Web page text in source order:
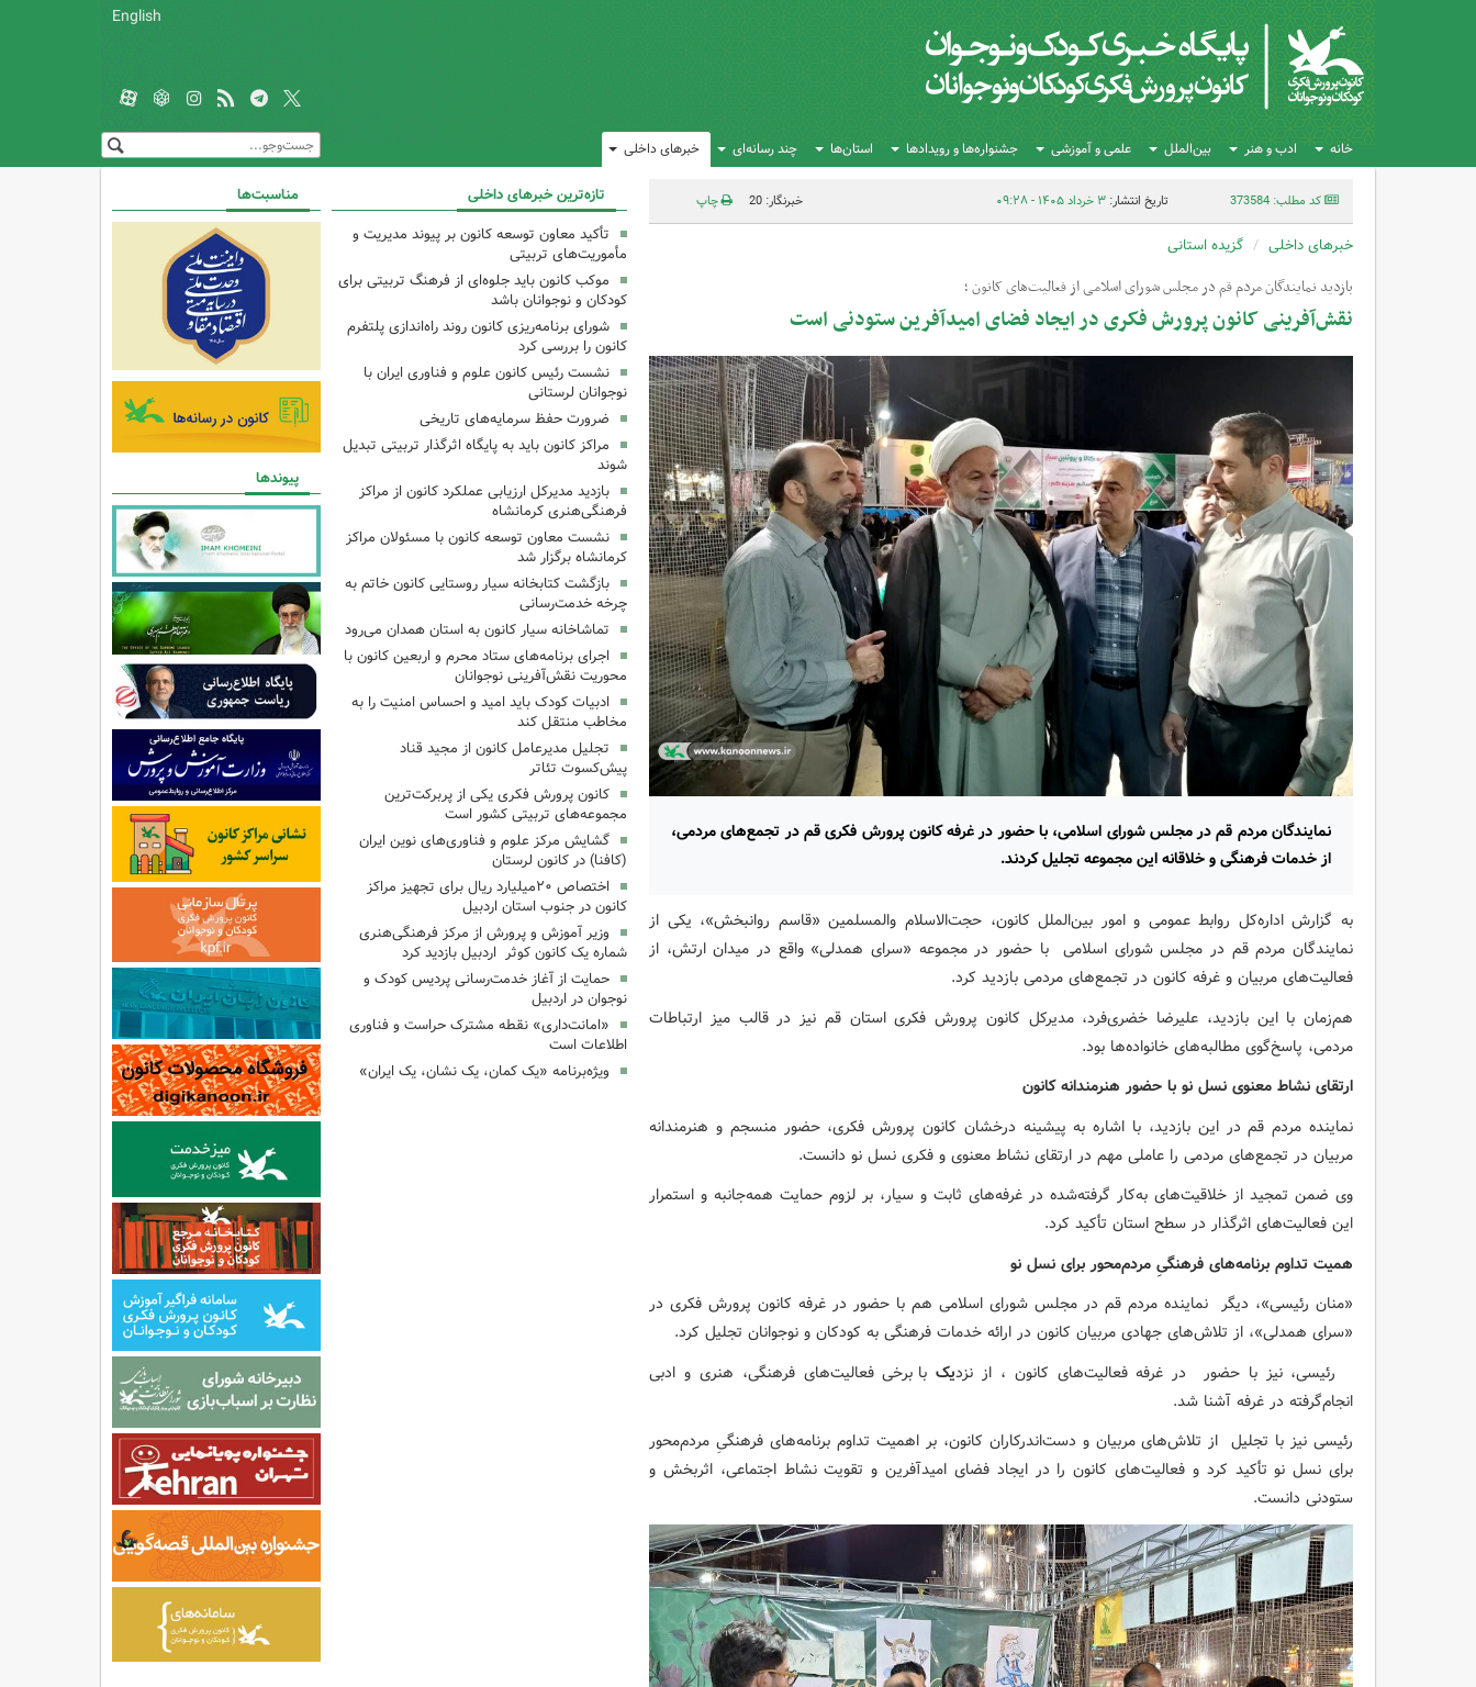
English
خانه ادب و هنر بین‌الملل علمی و آموزشی جشنواره‌ها و رویدادها استان‌ها چند رسانه‌ای خبرهای داخلی
کد مطلب: 373584 تاریخ انتشار:۳ خرداد ۱۴۰۵ - ۰۹:۲۸ خبرنگار: 20 چاپ
خبرهای داخلی گزیده استانی
بازدید نمایندگان مردم قم در مجلس شورای اسلامی از فعالیت‌های کانون ؛
نقش‌آفرینی کانون پرورش فکری در ایجاد فضای امیدآفرین ستودنی است
نمایندگان مردم قم در مجلس شورای اسلامی، با حضور در غرفه کانون پرورش فکری قم در تجمع‌های مردمی،
از خدمات فرهنگی و خلاقانه این مجموعه تجلیل کردند.
به گزارش اداره‌کل روابط‌ عمومی و امور بین‌الملل کانون، حجت‌الاسلام‌ والمسلمین «قاسم روانبخش»، یکی از
نمایندگان مردم قم در مجلس شورای اسلامی با حضور در مجموعه «سرای همدلی» واقع در میدان ارتش، از
فعالیت‌های مربیان و غرفه کانون در تجمع‌های مردمی بازدید کرد.
هم‌زمان با این بازدید، علیرضا خضری‌فرد، مدیرکل کانون پرورش فکری استان قم نیز در قالب میز ارتباطات
مردمی، پاسخ‌گوی مطالبه‌های خانواده‌ها بود.
ارتقای نشاط معنوی نسل نو با حضور هنرمندانه کانون
نماینده مردم قم در این بازدید، با اشاره به پیشینه درخشان کانون پرورش فکری، حضور منسجم و هنرمندانه
مربیان در تجمع‌های مردمی را عاملی مهم در ارتقای نشاط معنوی و فکری نسل نو دانست.
وی ضمن تمجید از خلاقیت‌های به‌کار گرفته‌شده در غرفه‌های ثابت و سیار، بر لزوم حمایت همه‌جانبه و استمرار
این فعالیت‌های اثرگذار در سطح استان تأکید کرد.
همیت تداوم برنامه‌های فرهنگیِ مردم‌محور برای نسل نو
«منان رئیسی»، دیگر نماینده مردم قم در مجلس شورای اسلامی هم با حضور در غرفه کانون پرورش فکری در
«سرای همدلی»، از تلاش‌های جهادی مربیان کانون در ارائه خدمات فرهنگی به کودکان و نوجوانان تجلیل کرد.
رئیسی، نیز با حضور در غرفه فعالیت‌های کانون ، از نزدیک با برخی فعالیت‌های فرهنگی، هنری و ادبی
انجام‌گرفته در غرفه آشنا شد.
رئیسی نیز با تجلیل از تلاش‌های مربیان و دست‌اندرکاران کانون، بر اهمیت تداوم برنامه‌های فرهنگیِ مردم‌محور
برای نسل نو تأکید کرد و فعالیت‌های کانون را در ایجاد فضای امیدآفرین و تقویت نشاط اجتماعی، اثربخش و
ستودنی دانست.
تازه‌ترین خبرهای داخلی
تأکید معاون توسعه کانون بر پیوند مدیریت و
مأموریت‌های تربیتی
موکب کانون باید جلوه‌ای از فرهنگ تربیتی برای
کودکان و نوجوانان باشد
شورای برنامه‌ریزی کانون روند راه‌اندازی پلتفرم
کانون را بررسی کرد
نشست رئیس کانون علوم و فناوری ایران با
نوجوانان لرستانی
ضرورت حفظ سرمایه‌های تاریخی
مراکز کانون باید به پایگاه اثرگذار تربیتی تبدیل
شوند
بازدید مدیرکل ارزیابی عملکرد کانون از مراکز
فرهنگی‌هنری کرمانشاه
نشست معاون توسعه کانون با مسئولان مراکز
کرمانشاه برگزار شد
بازگشت کتابخانه سیار روستایی کانون خاتم به
چرخه خدمت‌رسانی
تماشاخانه سیار کانون به استان همدان می‌رود
اجرای برنامه‌های ستاد محرم و اربعین کانون با
محوریت نقش‌آفرینی نوجوانان
ادبیات کودک باید امید و احساس امنیت را به
مخاطب منتقل کند
تجلیل مدیرعامل کانون از مجید قناد
پیش‌کسوت تئاتر
کانون پرورش فکری یکی از پربرکت‌ترین
مجموعه‌های تربیتی کشور است
گشایش مرکز علوم و فناوری‌های نوین ایران
(کافنا) در کانون لرستان
اختصاص ۲۰میلیارد ریال برای تجهیز مراکز
کانون در جنوب استان اردبیل
وزیر آموزش و پرورش از مرکز فرهنگی‌هنری
شماره یک کانون کوثر اردبیل بازدید کرد
حمایت از آغاز خدمت‌رسانی پردیس کودک و
نوجوان در اردبیل
«امانت‌داری» نقطه مشترک حراست و فناوری
اطلاعات است
ویژه‌برنامه «یک کمان، یک نشان، یک ایران»
مناسبت‌ها
پیوندها